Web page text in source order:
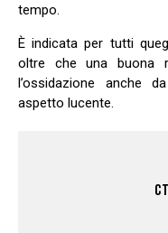
tempo.
È indicata per tutti
oltre che una buona
l’ossidazione anche
aspetto lucente.